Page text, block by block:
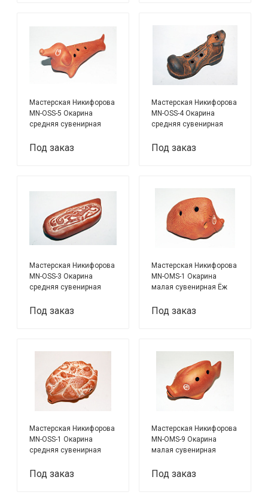
Мастерская Никифорова
MN-OSS-5 Окарина
средняя сувенирная
Под заказ
Мастерская Никифорова
MN-OSS-4 Окарина
средняя сувенирная
Под заказ
Мастерская Никифорова
MN-OSS-3 Окарина
средняя сувенирная
Под заказ
Мастерская Никифорова
MN-OMS-1 Окарина
малая сувенирная Ёж
Под заказ
Мастерская Никифорова
MN-OSS-1 Окарина
средняя сувенирная
Под заказ
Мастерская Никифорова
MN-OMS-9 Окарина
малая сувенирная
Под заказ